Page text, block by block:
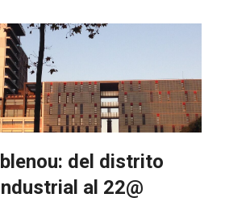
del distrito
al 22@